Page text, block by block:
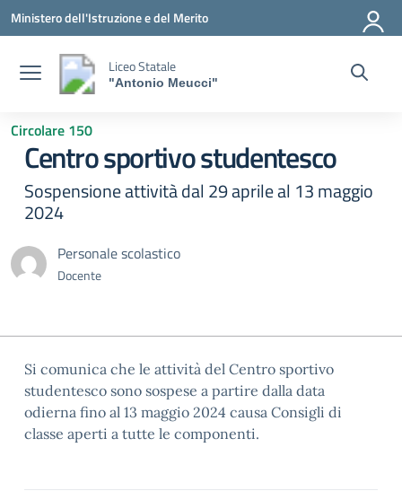
Vai ai contenuti
Vai al menu di navigazione
Vai al footer
Ministero dell'Istruzione e del Merito
Liceo Statale
"Antonio Meucci"
Circolare 150
Centro sportivo studentesco
Sospensione attività dal 29 aprile al 13 maggio
2024
Personale scolastico
Docente
Si comunica che le attività del Centro sportivo
studentesco sono sospese a partire dalla data
odierna fino al 13 maggio 2024 causa Consigli di
classe aperti a tutte le componenti.